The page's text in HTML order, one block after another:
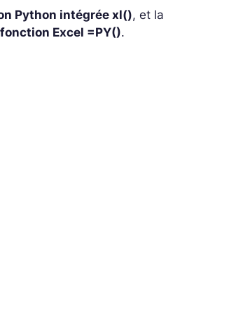
Python intégrée xl(), et la
Excel =PY().